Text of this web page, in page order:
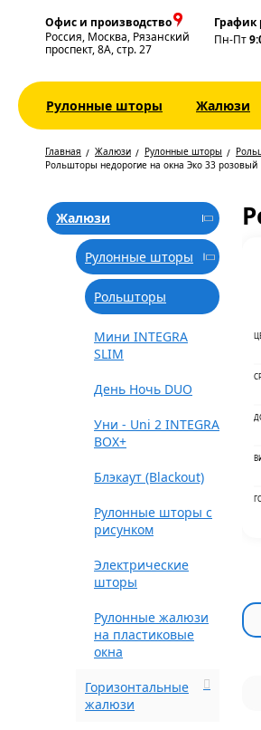
Офис и производство
Россия, Москва, Рязанский
проспект, 8А, стр. 27
График
Пн-Пт
Рулонные шторы Жалюзи
Главная Жалюзи Рулонные шторы
Рольшторы недорогие на окна Эко 33 розовый
Жалюзи
Рулонные шторы
Рольшторы
Мини INTEGRA
SLIM
День Ночь DUO
Уни - Uni 2 INTEGRA
BOX+
Блэкаут (Blackout)
Рулонные шторы с
рисунком
Электрические
шторы
Рулонные жалюзи
на пластиковые
окна
Горизонтальные
жалюзи